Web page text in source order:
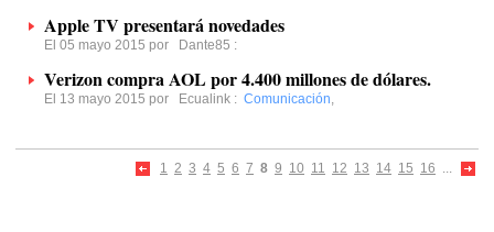
Apple TV presentará novedades
El 05 mayo 2015 por Dante85 :
Verizon compra AOL por 4.400 millones de dólares.
El 13 mayo 2015 por Ecualink : Comunicación,
1 2 3 4 5 6 7 8 9 10 11 12 13 14 15 16 ...